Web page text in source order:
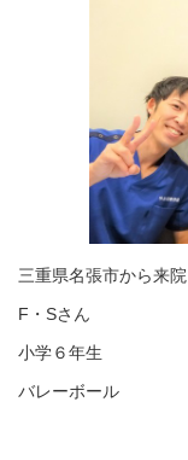
三重県名張市から来院
F・Sさん
小学６年生
バレーボール